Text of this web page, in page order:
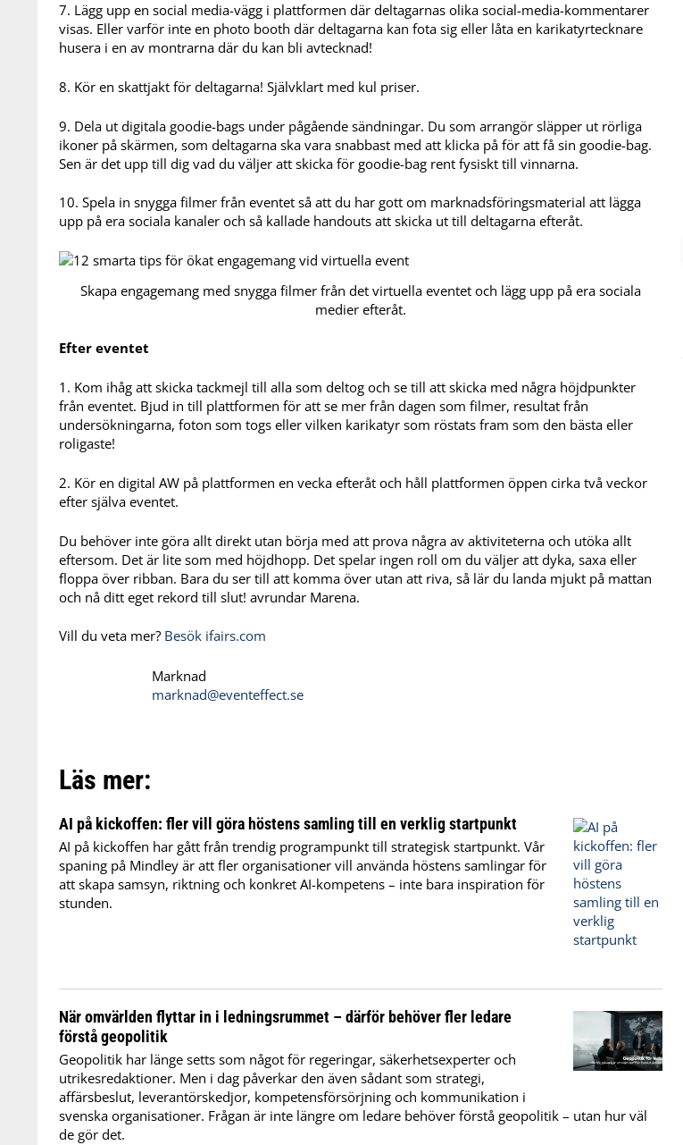
7. Lägg upp en social media-vägg i plattformen där deltagarnas olika social-media-kommentarer
visas. Eller varför inte en photo booth där deltagarna kan fota sig eller låta en karikatyrtecknare
husera i en av montrarna där du kan bli avtecknad!
8. Kör en skattjakt för deltagarna! Självklart med kul priser.
9. Dela ut digitala goodie-bags under pågående sändningar. Du som arrangör släpper ut rörliga
ikoner på skärmen, som deltagarna ska vara snabbast med att klicka på för att få sin goodie-bag.
Sen är det upp till dig vad du väljer att skicka för goodie-bag rent fysiskt till vinnarna.
10. Spela in snygga filmer från eventet så att du har gott om marknadsföringsmaterial att lägga
upp på era sociala kanaler och så kallade handouts att skicka ut till deltagarna efteråt.
Skapa engagemang med snygga filmer från det virtuella eventet och lägg upp på era sociala
medier efteråt.
Efter eventet
1. Kom ihåg att skicka tackmejl till alla som deltog och se till att skicka med några höjdpunkter
från eventet. Bjud in till plattformen för att se mer från dagen som filmer, resultat från
undersökningarna, foton som togs eller vilken karikatyr som röstats fram som den bästa eller
roligaste!
2. Kör en digital AW på plattformen en vecka efteråt och håll plattformen öppen cirka två veckor
efter själva eventet.
Du behöver inte göra allt direkt utan börja med att prova några av aktiviteterna och utöka allt
eftersom. Det är lite som med höjdhopp. Det spelar ingen roll om du väljer att dyka, saxa eller
floppa över ribban. Bara du ser till att komma över utan att riva, så lär du landa mjukt på mattan
och nå ditt eget rekord till slut! avrundar Marena.
Vill du veta mer? Besök ifairs.com
Marknad
marknad@eventeffect.se
Läs mer:
AI på kickoffen: fler vill göra höstens samling till en verklig startpunkt
AI på kickoffen har gått från trendig programpunkt till strategisk startpunkt. Vår
spaning på Mindley är att fler organisationer vill använda höstens samlingar för
att skapa samsyn, riktning och konkret AI-kompetens – inte bara inspiration för
stunden.
När omvärlden flyttar in i ledningsrummet – därför behöver fler ledare
förstå geopolitik
Geopolitik har länge setts som något för regeringar, säkerhetsexperter och
utrikesredaktioner. Men i dag påverkar den även sådant som strategi,
affärsbeslut, leverantörskedjor, kompetensförsörjning och kommunikation i
svenska organisationer. Frågan är inte längre om ledare behöver förstå geopolitik – utan hur väl
de gör det.